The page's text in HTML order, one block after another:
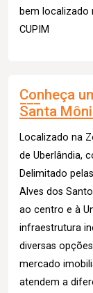
bem localizado
CUPIM
Conheça
Santa
Localizado na
de Uberlândia,
Delimitado
Alves dos
ao centro e à
infraestrutura
diversas
mercado
atendem a